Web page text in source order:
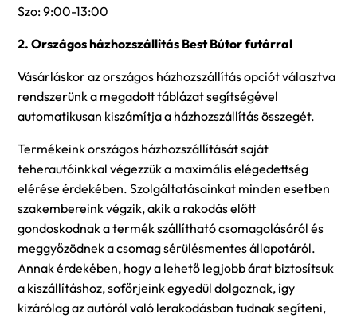
Szo: 9:00-13:00
2. Országos házhozszállítás Best Bútor futárral
Vásárláskor az országos házhozszállítás opciót választva
rendszerünk a megadott táblázat segítségével
automatikusan kiszámítja a házhozszállítás összegét.
Termékeink országos házhozszállítását saját
teherautóinkkal végezzük a maximális elégedettség
elérése érdekében. Szolgáltatásainkat minden esetben
szakembereink végzik, akik a rakodás előtt
gondoskodnak a termék szállítható csomagolásáról és
meggyőzödnek a csomag sérülésmentes állapotáról.
Annak érdekében, hogy a lehető legjobb árat biztosítsuk
a kiszállításhoz, sofőrjeink egyedül dolgoznak, így
kizárólag az autóról való lerakodásban tudnak segíteni,